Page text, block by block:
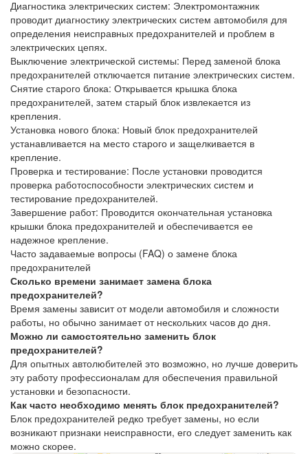
Диагностика электрических систем: Электромонтажник
проводит диагностику электрических систем автомобиля для
определения неисправных предохранителей и проблем в
электрических цепях.
Выключение электрической системы: Перед заменой блока
предохранителей отключается питание электрических систем.
Снятие старого блока: Открывается крышка блока
предохранителей, затем старый блок извлекается из
крепления.
Установка нового блока: Новый блок предохранителей
устанавливается на место старого и защелкивается в
крепление.
Проверка и тестирование: После установки проводится
проверка работоспособности электрических систем и
тестирование предохранителей.
Завершение работ: Проводится окончательная установка
крышки блока предохранителей и обеспечивается ее
надежное крепление.
Часто задаваемые вопросы (FAQ) о замене блока
предохранителей
Сколько времени занимает замена блока
предохранителей?
Время замены зависит от модели автомобиля и сложности
работы, но обычно занимает от нескольких часов до дня.
Можно ли самостоятельно заменить блок
предохранителей?
Для опытных автолюбителей это возможно, но лучше доверить
эту работу профессионалам для обеспечения правильной
установки и безопасности.
Как часто необходимо менять блок предохранителей?
Блок предохранителей редко требует замены, но если
возникают признаки неисправности, его следует заменить как
можно скорее.